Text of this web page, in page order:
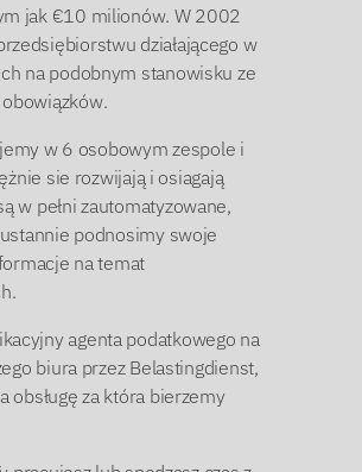
jak €10 milionów. W 2002
działającego w
na podobnym stanowisku ze
w 6 osobowym zespole i
sie rozwijają i osiagają
w pełni zautomatyzowane,
podnosimy swoje
na temat
agenta podatkowego na
biura przez Belastingdienst,
za która bierzemy